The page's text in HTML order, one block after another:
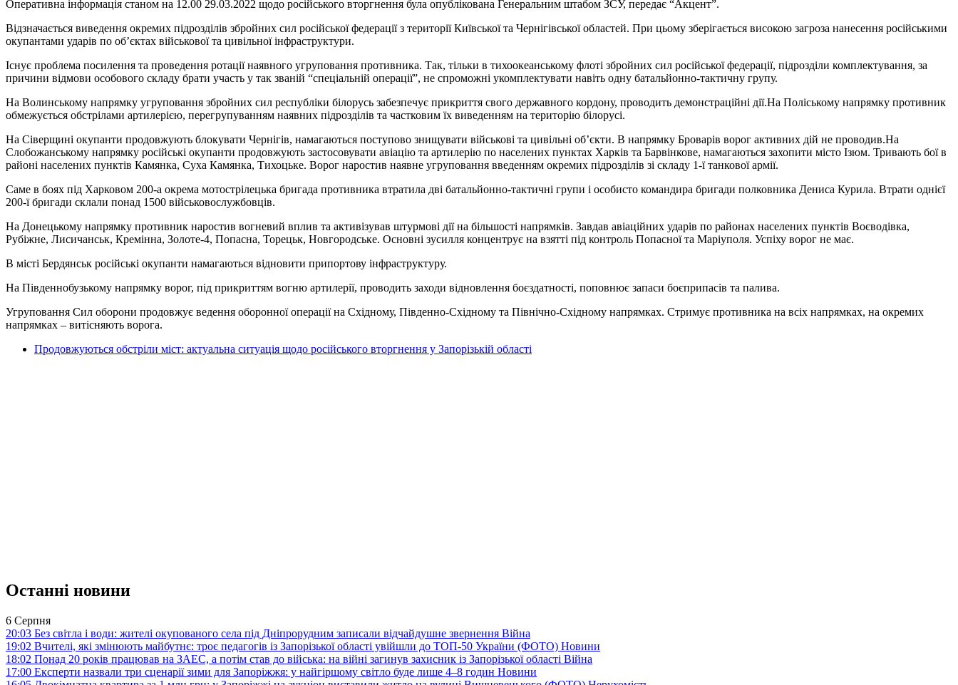
Оперативна інформація станом на 12.00 29.03.2022 щодо російського вторгнення була опублікована Генеральним штабом ЗСУ, передає “Акцент”.
Відзначається виведення окремих підрозділів збройних сил російської федерації з території Київської та Чернігівської областей. При цьому зберігається високою загроза нанесення російськими
окупантами ударів по об’єктах військової та цивільної інфраструктури.
Існує проблема посилення та проведення ротації наявного угруповання противника. Так, тільки в тихоокеанському флоті збройних сил російської федерації, підрозділи комплектування, за
причини відмови особового складу брати участь у так званій “спеціальній операції”, не спроможні укомплектувати навіть одну батальйонно-тактичну групу.
На Волинському напрямку угруповання збройних сил республіки білорусь забезпечує прикриття свого державного кордону, проводить демонстраційні дії.На Поліському напрямку противник
обмежується обстрілами артилерією, перегрупуванням наявних підрозділів та частковим їх виведенням на територію білорусі.
На Сіверщині окупанти продовжують блокувати Чернігів, намагаються поступово знищувати військові та цивільні об’єкти. В напрямку Броварів ворог активних дій не проводив.На
Слобожанському напрямку російські окупанти продовжують застосовувати авіацію та артилерію по населених пунктах Харків та Барвінкове, намагаються захопити місто Ізюм. Тривають бої в
районі населених пунктів Камянка, Суха Камянка, Тихоцьке. Ворог наростив наявне угруповання введенням окремих підрозділів зі складу 1-ї танкової армії.
Саме в боях під Харковом 200-а окрема мотострілецька бригада противника втратила дві батальйонно-тактичні групи і особисто командира бригади полковника Дениса Курила. Втрати однієї
200-ї бригади склали понад 1500 військовослужбовців.
На Донецькому напрямку противник наростив вогневий вплив та активізував штурмові дії на більшості напрямків. Завдав авіаційних ударів по районах населених пунктів Воєводівка,
Рубіжне, Лисичанськ, Кремінна, Золоте-4, Попасна, Торецьк, Новгородське. Основні зусилля концентрує на взятті під контроль Попасної та Маріуполя. Успіху ворог не має.
В місті Бердянськ російські окупанти намагаються відновити припортову інфраструктуру.
На Південнобузькому напрямку ворог, під прикриттям вогню артилерії, проводить заходи відновлення боєздатності, поповнює запаси боєприпасів та палива.
Угруповання Сил оборони продовжує ведення оборонної операції на Східному, Південно-Східному та Північно-Східному напрямках. Стримує противника на всіх напрямках, на окремих
напрямках – витісняють ворога.
Продовжуються обстріли міст: актуальна ситуація щодо російського вторгнення у Запорізькій області
Останні новини
6 Серпня
20:03 Без світла і води: жителі окупованого села під Дніпрорудним записали відчайдушне звернення Війна
19:02 Вчителі, які змінюють майбутнє: троє педагогів із Запорізької області увійшли до ТОП-50 України (ФОТО) Новини
18:02 Понад 20 років працював на ЗАЕС, а потім став до війська: на війні загинув захисник із Запорізької області Війна
17:00 Експерти назвали три сценарії зими для Запоріжжя: у найгіршому світло буде лише 4–8 годин Новини